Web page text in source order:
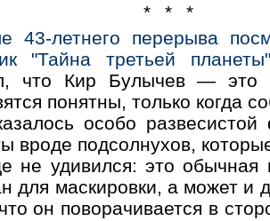
* * *
43-летнего перерыва
"Тайна третьей
что Кир Булычев — это
понятны, только когда
особо развесистой
вроде подсолнухов,
не удивился: это обычная
для маскировки, а может и
он поворачивается в